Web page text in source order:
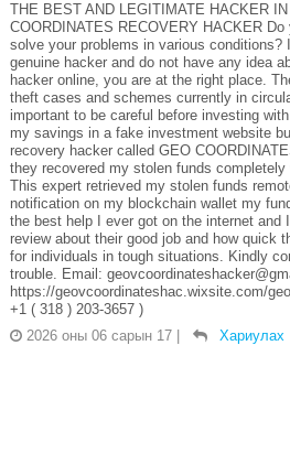
THE BEST AND LEGITIMATE HACKER
COORDINATES RECOVERY HACKER
solve your problems in various
genuine hacker and do not have any idea
hacker online, you are at the right place.
theft cases and schemes currently in
important to be careful before investing
my savings in a fake investment website
recovery hacker called GEO
they recovered my stolen funds
This expert retrieved my stolen funds
notification on my blockchain wallet my
the best help I ever got on the internet and
review about their good job and how quick
for individuals in tough situations. Kindly
trouble. Email:
https://geovcoordinateshac.wixsite.com/
+1 ( 318 ) 203-3657 )
2026 оны 06 сарын 17
Хариулах